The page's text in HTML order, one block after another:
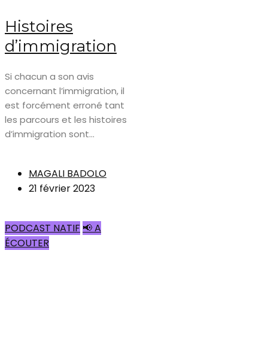
Histoires
d’immigration
Si chacun a son avis
concernant l’immigration, il
est forcément erroné tant
les parcours et les histoires
d’immigration sont...
MAGALI BADOLO
21 février 2023
PODCAST NATIF 📢 A
ÉCOUTER